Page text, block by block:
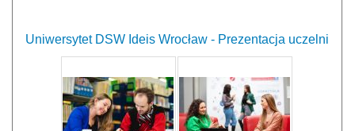
Uniwersytet DSW Ideis Wrocław - Prezentacja uczelni